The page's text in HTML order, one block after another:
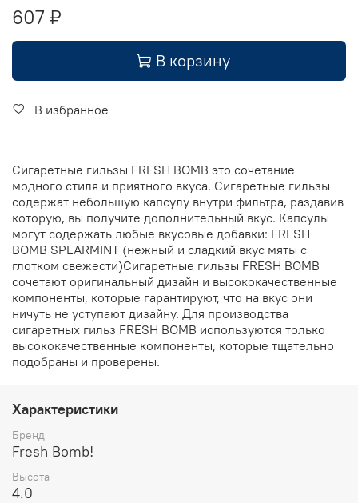
607 ₽
В корзину
В избранное
Сигаретные гильзы FRESH BOMB это сочетание
модного стиля и приятного вкуса. Сигаретные гильзы
содержат небольшую капсулу внутри фильтра, раздавив
которую, вы получите дополнительный вкус. Капсулы
могут содержать любые вкусовые добавки: FRESH
BOMB SPEARMINT (нежный и сладкий вкус мяты с
глотком свежести)Сигаретные гильзы FRESH BOMB
сочетают оригинальный дизайн и высококачественные
компоненты, которые гарантируют, что на вкус они
ничуть не уступают дизайну. Для производства
сигаретных гильз FRESH BOMB используются только
высококачественные компоненты, которые тщательно
подобраны и проверены.
Характеристики
Бренд
Fresh Bomb!
Высота
4.0